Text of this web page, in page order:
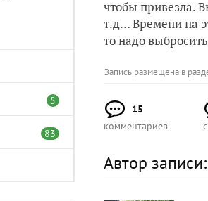
5
83
чтобы привезла.
т.д… Времени на
то надо
Запись размещена в
15
комментариев
Автор записи: